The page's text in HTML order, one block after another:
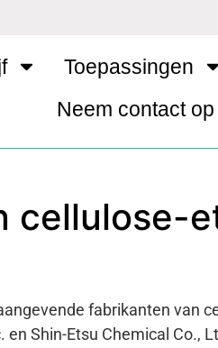
Toepassingen
Neem contact
cellulose-
fabrikanten van
Shin-Etsu Chemical Co.,